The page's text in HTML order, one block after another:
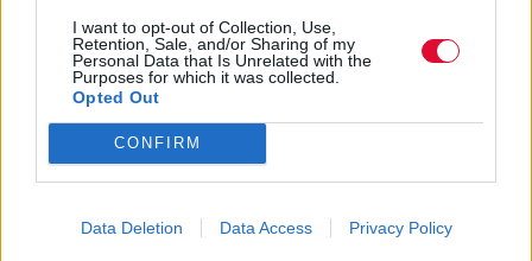
I want to opt-out of Collection, Use,
Retention, Sale, and/or Sharing of my
Personal Data that Is Unrelated with the
Purposes for which it was collected.
Opted Out
CONFIRM
Data Deletion Data Access Privacy Policy
Ακολούθησε το Avopolis Network στο
Google News
MOOD OF THE DAY